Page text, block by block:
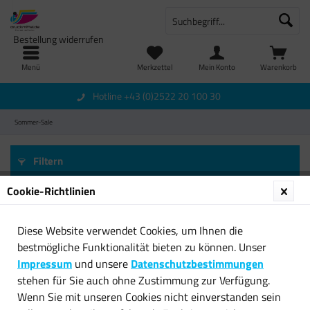
Menü Warenkorb
Merkzettel
Bestellung widerrufen
Mein Konto
Hotline +43 (0)2522 20 100 30
Sommer-Sale
Filtern
Cookie-Richtlinien
Diese Website verwendet Cookies, um Ihnen die
bestmögliche Funktionalität bieten zu können. Unser
Impressum und unsere Datenschutzbestimmungen
stehen für Sie auch ohne Zustimmung zur Verfügung.
Wenn Sie mit unseren Cookies nicht einverstanden sein